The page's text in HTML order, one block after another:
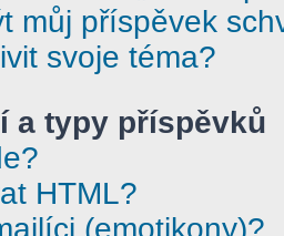
můj příspěvek
svoje téma?
a typy příspěvků
HTML?
(emotikony)?